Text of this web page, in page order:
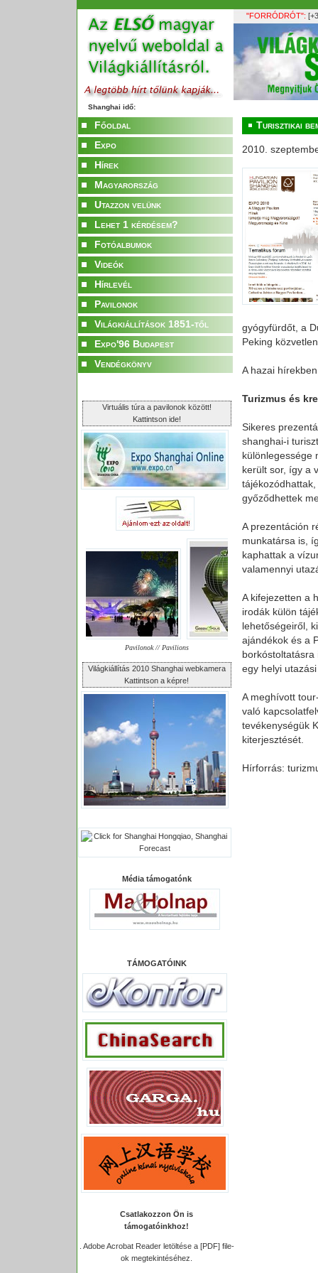
"FORRÓDRÓT":
Shanghai idő:
Főoldal
Expo
Hírek
Magyarország
Utazzon velünk
Lehet 1 kérdésem?
Fotóalbumok
Videók
Hírlevél
Pavilonok
Világkiállítások 1851-től
Expo'96 Budapest
Vendégkönyv
Virtuális túra a pavilonok között!
Kattintson ide!
Pavilonok // Pavilions
Világkiállítás 2010 Shanghai webkamera
Kattintson a képre!
Média támogatónk
TÁMOGATÓINK
Csatlakozzon Ön is
támogatóinkhoz!
Adobe Acrobat Reader letöltése a [PDF] file-
ok megtekintéséhez.
Turisztikai
2010.
gyógyfürdőt, a
Peking
A hazai
Turizmus és
Sikeres
shanghai-i
különlegessége
került sor, így a
győződhettek
A prezentáción
munkatársa is,
kaphattak a
valamennyi
A kifejezetten a
irodák külön
lehetőségeiről,
ajándékok és a
egy helyi
A meghívott
való
tevékenységük
kiterjesztését.
Hírforrás: